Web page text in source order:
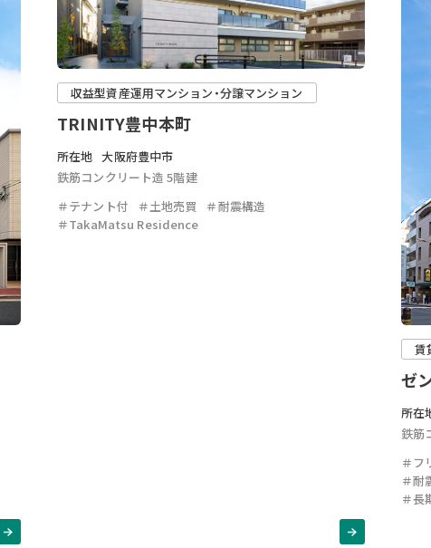
収益型資産運用マンション・分譲マンション
TRINITY豊中本町
所在地 大阪府豊中市
鉄筋コンクリート造 5階建
＃テナント付
＃土地売買
＃耐震構造
＃TakaMatsu Residence
賃
ゼ
所在
鉄筋
＃フ
＃耐
＃長